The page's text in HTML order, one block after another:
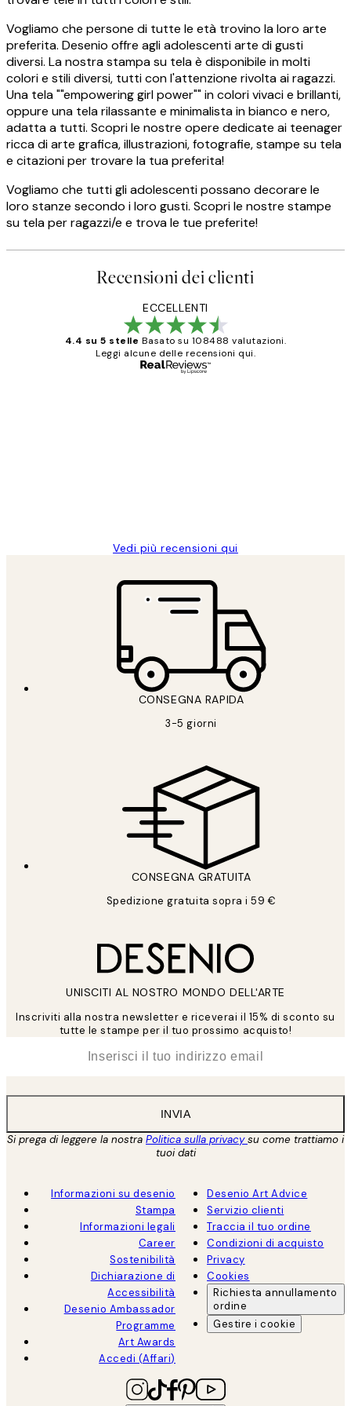
Vogliamo che persone di tutte le età trovino la loro arte
preferita. Desenio offre agli adolescenti arte di gusti
diversi. La nostra stampa su tela è disponibile in molti
colori e stili diversi, tutti con l'attenzione rivolta ai ragazzi.
Una tela ""empowering girl power"" in colori vivaci e brillanti,
oppure una tela rilassante e minimalista in bianco e nero,
adatta a tutti. Scopri le nostre opere dedicate ai teenager
ricca di arte grafica, illustrazioni, fotografie, stampe su tela
e citazioni per trovare la tua preferita!
Vogliamo che tutti gli adolescenti possano decorare le
loro stanze secondo i loro gusti. Scopri le nostre stampe
su tela per ragazzi/e e trova le tue preferite!
Recensioni dei clienti
ECCELLENTI
4.4 su 5 stelle Basato su 108488 valutazioni.
Leggi alcune delle recensioni qui.
Vedi più recensioni qui
CONSEGNA RAPIDA
3-5 giorni
CONSEGNA GRATUITA
Spedizione gratuita sopra i 59 €
UNISCITI AL NOSTRO MONDO DELL'ARTE
Inscriviti alla nostra newsletter e riceverai il 15% di sconto su
tutte le stampe per il tuo prossimo acquisto!
INVIA
Si prega di leggere la nostra Politica sulla privacysu come trattiamo i
tuoi dati
Informazioni su desenio
Stampa
Informazioni legali
Career
Sostenibilità
Dichiarazione di
Accessibilità
Desenio Ambassador
Programme
Art Awards
Accedi (Affari)
Desenio Art Advice
Servizio clienti
Traccia il tuo ordine
Condizioni di acquisto
Privacy
Cookies
Richiesta annullamento
ordine
Gestire i cookie